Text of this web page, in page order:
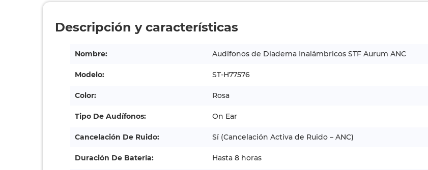
Descripción y características
Nombre: Audífonos de Diadema Inalámbricos STF Aurum ANC
Modelo: ST-H77576
Color: Rosa
Tipo De Audífonos: On Ear
Cancelación De Ruido: Sí (Cancelación Activa de Ruido – ANC)
Duración De Batería: Hasta 8 horas